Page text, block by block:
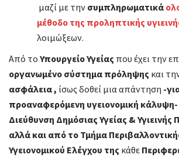
μαζί με την συμπληρωματικά
μέθοδο της προληπτικής
λοιμώξεων.
Από το Υπουργείο Υγείας που έχει την
οργανωμένο σύστημα πρόληψης και
ασφάλεια , ίσως δοθεί μια απάντηση -
προαναφερόμενη υγειονομική κάλυψη-
Διεύθυνση Δημόσιας Υγείας & Υγιεινής
αλλά και από το Τμήμα
Υγειονομικού Ελέγχου της κάθε